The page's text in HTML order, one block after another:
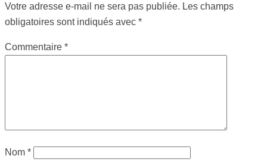
Votre adresse e-mail ne sera pas publiée. Les champs
obligatoires sont indiqués avec *
Commentaire *
Nom *